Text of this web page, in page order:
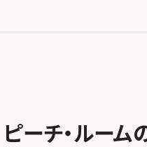
ピーチ・ルー